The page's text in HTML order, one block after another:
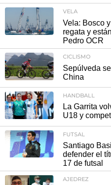
VELA
Vela: Bosco
regata y
Pedro OCR
CICLISMO
Sepúlveda
China
HANDBALL
La Garrita
U18 y
FUTSAL
Santiago
defender el
17 de futsal
AJEDREZ